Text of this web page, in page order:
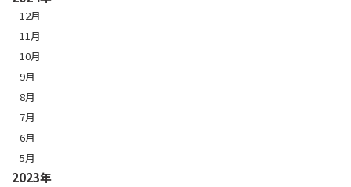
12月
11月
10月
9月
8月
7月
6月
5月
2023年